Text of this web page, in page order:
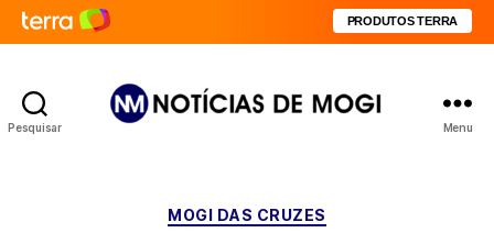
PRODUTOS TERRA
Pesquisar Menu
Categorias
MOGI DAS CRUZES